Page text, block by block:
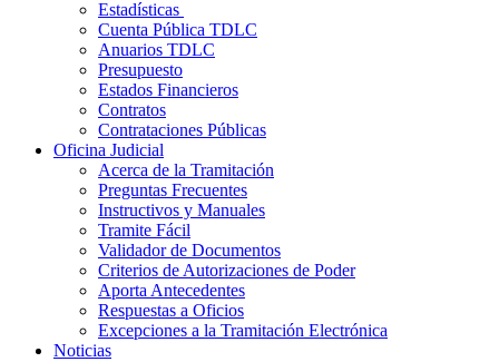
Estadísticas
Cuenta Pública TDLC
Anuarios TDLC
Presupuesto
Estados Financieros
Contratos
Contrataciones Públicas
Oficina Judicial
Acerca de la Tramitación
Preguntas Frecuentes
Instructivos y Manuales
Tramite Fácil
Validador de Documentos
Criterios de Autorizaciones de Poder
Aporta Antecedentes
Respuestas a Oficios
Excepciones a la Tramitación Electrónica
Noticias